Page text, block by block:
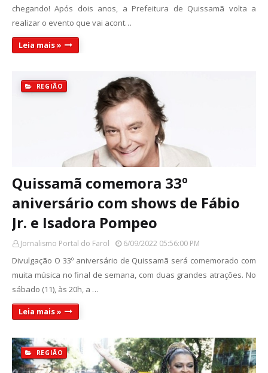
chegando! Após dois anos, a Prefeitura de Quissamã volta a
realizar o evento que vai acont…
Leia mais »
REGIÃO
Quissamã comemora 33º
aniversário com shows de Fábio
Jr. e Isadora Pompeo
Jornalismo Portal do Farol 6/09/2022 05:56:00 PM
Divulgação O 33º aniversário de Quissamã será comemorado com
muita música no final de semana, com duas grandes atrações. No
sábado (11), às 20h, a …
Leia mais »
REGIÃO